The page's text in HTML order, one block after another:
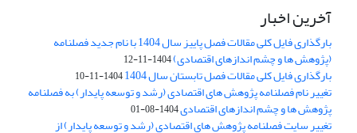
آخرین اخبار
بارگذاری فایل کلی مقالات فصل پاییز سال 1404 با نام جدید فصلنامه
(پژوهش ها و چشم اندازهای اقتصادی)1404-11-12
بارگذاری فایل کلی مقالات فصل تابستان سال 1404 1404-11-10
تغییر نام فصلنامه پژوهش های اقتصادی (رشد و توسعه پایدار) به فصلنامه
پژوهش ها و چشم اندازهای اقتصادی1404-08-01
تغییر سایت فصلنامه پژوهش های اقتصادی (رشد و توسعه پایدار) از